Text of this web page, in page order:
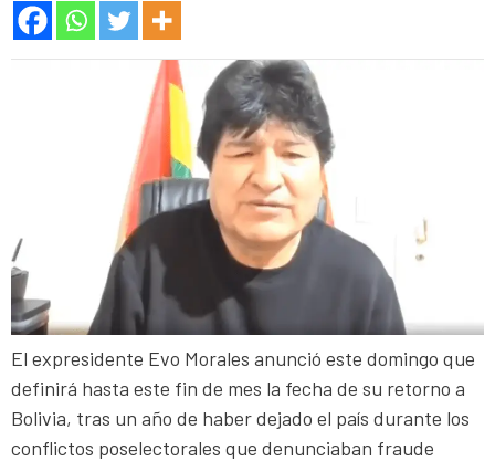
El expresidente Evo Morales anunció este domingo que
definirá hasta este fin de mes la fecha de su retorno a
Bolivia, tras un año de haber dejado el país durante los
conflictos poselectorales que denunciaban fraude